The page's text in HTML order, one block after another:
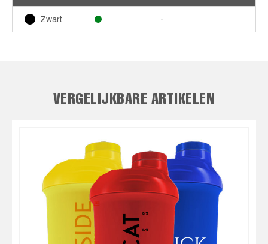
Zwart -
VERGELIJKBARE ARTIKELEN